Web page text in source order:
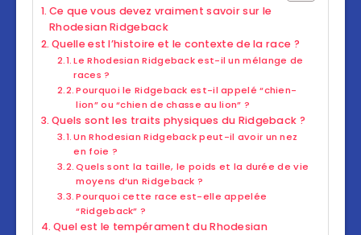
Ce que vous devez vraiment savoir sur le
Rhodesian Ridgeback
Quelle est l’histoire et le contexte de la race ?
Le Rhodesian Ridgeback est-il un mélange de
races ?
Pourquoi le Ridgeback est-il appelé “chien-
lion” ou “chien de chasse au lion” ?
Quels sont les traits physiques du Ridgeback ?
Un Rhodesian Ridgeback peut-il avoir un nez
en foie ?
Quels sont la taille, le poids et la durée de vie
moyens d’un Ridgeback ?
Pourquoi cette race est-elle appelée
“Ridgeback” ?
Quel est le tempérament du Rhodesian